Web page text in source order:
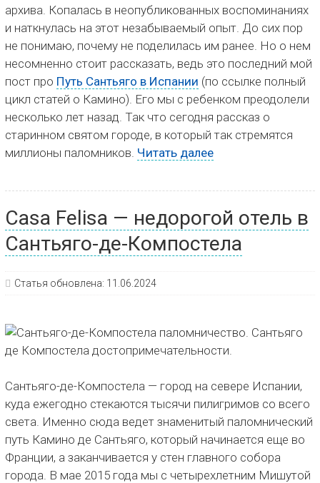
архива. Копалась в неопубликованных воспоминаниях
и наткнулась на этот незабываемый опыт. До сих пор
не понимаю, почему не поделилась им ранее. Но о нем
несомненно стоит рассказать, ведь это последний мой
пост про Путь Сантьяго в Испании (по ссылке полный
цикл статей о Камино). Его мы с ребенком преодолели
несколько лет назад. Так что сегодня рассказ о
старинном святом городе, в который так стремятся
миллионы паломников. Читать далее
Casa Felisa — недорогой отель в
Сантьяго-де-Компостела
Статья обновлена: 11.06.2024
Сантьяго-де-Компостела — город на севере Испании,
куда ежегодно стекаются тысячи пилигримов со всего
света. Именно сюда ведет знаменитый паломнический
путь Камино де Сантьяго, который начинается еще во
Франции, а заканчивается у стен главного собора
города. В мае 2015 года мы с четырехлетним Мишутой